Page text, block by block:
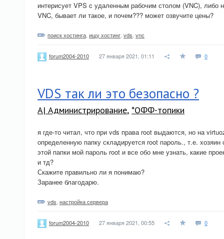
интерисует VPS c удаленным рабочим столом (VNC), либо
VNC, бывает ли такое, и почем??? может озвучите цены?
поиск хостинга ищу хостинг vds vnc
forum2004-2010 27 января 2021, 01:11 0
VDS так ли это безопасно ?
A| Администрирование, *ОФФ-топики
я где-то читал, что при vds права root выдаются, но на
определенную папку складируется root пароль., т.е.
этой папки мой пароль root и все обо мне узнать, какие
и тд?
Скажите правильно ли я понимаю?
Заранее благодарю.
vds настройка сервера
forum2004-2010 27 января 2021, 00:55 0